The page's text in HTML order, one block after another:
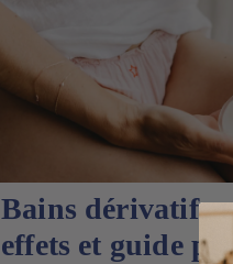
Bains dérivatifs
effets et guide